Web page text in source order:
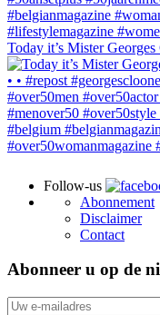
Today it’s Mister
Follow-us
Abonnement
Disclaimer
Contact
Abonneer u op de